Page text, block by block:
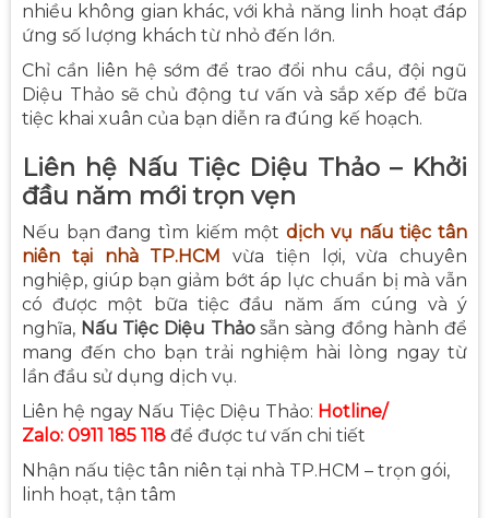
nhiều không gian khác, với khả năng linh hoạt đáp
ứng số lượng khách từ nhỏ đến lớn.
Chỉ cần liên hệ sớm để trao đổi nhu cầu, đội ngũ
Diệu Thảo sẽ chủ động tư vấn và sắp xếp để bữa
tiệc khai xuân của bạn diễn ra đúng kế hoạch.
Liên hệ Nấu Tiệc Diệu Thảo – Khởi
đầu năm mới trọn vẹn
Nếu bạn đang tìm kiếm mộtdịch vụ nấu tiệc tân
niên tại nhà TP.HCM
vừa tiện lợi, vừa chuyên
nghiệp, giúp bạn giảm bớt áp lực chuẩn bị mà vẫn
có được một bữa tiệc đầu năm ấm cúng và ý
nghĩa, Nấu Tiệc Diệu Thảosẵn sàng đồng hành để
mang đến cho bạn trải nghiệm hài lòng ngay từ
lần đầu sử dụng dịch vụ.
Liên hệ ngay Nấu Tiệc Diệu Thảo: Hotline/
Zalo: 0911 185 118 để được tư vấn chi tiết
Nhận nấu tiệc tân niên tại nhà TP.HCM – trọn gói,
linh hoạt, tận tâm